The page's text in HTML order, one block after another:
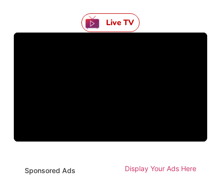
Live TV
Sponsored Ads Display Your Ads Here